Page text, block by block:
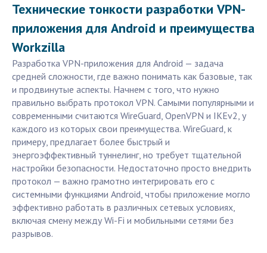
Технические тонкости разработки VPN-
приложения для Android и преимущества
Workzilla
Разработка VPN-приложения для Android — задача
средней сложности, где важно понимать как базовые, так
и продвинутые аспекты. Начнем с того, что нужно
правильно выбрать протокол VPN. Самыми популярными и
современными считаются WireGuard, OpenVPN и IKEv2, у
каждого из которых свои преимущества. WireGuard, к
примеру, предлагает более быстрый и
энергоэффективный туннелинг, но требует тщательной
настройки безопасности. Недостаточно просто внедрить
протокол — важно грамотно интегрировать его с
системными функциями Android, чтобы приложение могло
эффективно работать в различных сетевых условиях,
включая смену между Wi-Fi и мобильными сетями без
разрывов.